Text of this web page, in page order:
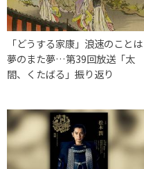
「どうする家康」浪速のことは
夢のまた夢…第39回放送「太
閤、くたばる」振り返り